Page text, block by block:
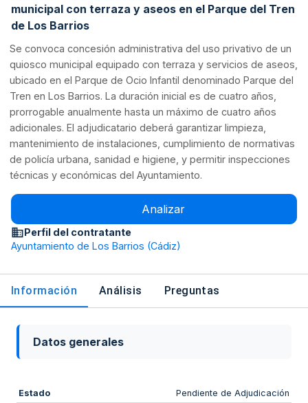
municipal con terraza y aseos en el Parque del Tren
de Los Barrios
Se convoca concesión administrativa del uso privativo de un
quiosco municipal equipado con terraza y servicios de aseos,
ubicado en el Parque de Ocio Infantil denominado Parque del
Tren en Los Barrios. La duración inicial es de cuatro años,
prorrogable anualmente hasta un máximo de cuatro años
adicionales. El adjudicatario deberá garantizar limpieza,
mantenimiento de instalaciones, cumplimiento de normativas
de policía urbana, sanidad e higiene, y permitir inspecciones
técnicas y económicas del Ayuntamiento.
Analizar
Perfil del contratante
Ayuntamiento de Los Barrios (Cádiz)
Información Análisis Preguntas
Datos generales
Estado Pendiente de Adjudicación